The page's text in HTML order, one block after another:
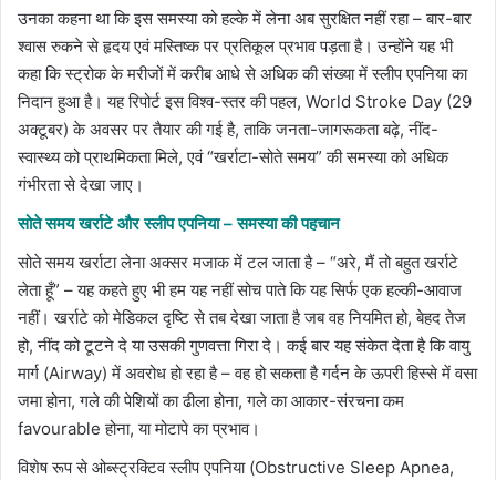
उनका कहना था कि इस समस्या को हल्के में लेना अब सुरक्षित नहीं रहा – बार-बार
श्वास रुकने से हृदय एवं मस्तिष्क पर प्रतिकूल प्रभाव पड़ता है। उन्होंने यह भी
कहा कि स्ट्रोक के मरीजों में करीब आधे से अधिक की संख्या में स्लीप एपनिया का
निदान हुआ है। यह रिपोर्ट इस विश्व-स्तर की पहल, World Stroke Day (29
अक्टूबर) के अवसर पर तैयार की गई है, ताकि जनता-जागरूकता बढ़े, नींद-
स्वास्थ्य को प्राथमिकता मिले, एवं “खर्राटा-सोते समय” की समस्या को अधिक
गंभीरता से देखा जाए।
सोते समय खर्राटे और स्लीप एपनिया – समस्या की पहचान
सोते समय खर्राटा लेना अक्सर मजाक में टल जाता है – “अरे, मैं तो बहुत खर्राटे
लेता हूँ” – यह कहते हुए भी हम यह नहीं सोच पाते कि यह सिर्फ एक हल्की-आवाज
नहीं। खर्राटे को मेडिकल दृष्टि से तब देखा जाता है जब वह नियमित हो, बेहद तेज
हो, नींद को टूटने दे या उसकी गुणवत्ता गिरा दे। कई बार यह संकेत देता है कि वायु
मार्ग (Airway) में अवरोध हो रहा है – वह हो सकता है गर्दन के ऊपरी हिस्से में वसा
जमा होना, गले की पेशियों का ढीला होना, गले का आकार-संरचना कम
favourable होना, या मोटापे­ का प्रभाव।
विशेष रूप से ओब्स्ट्रक्टिव स्लीप एपनिया (Obstructive Sleep Apnea,